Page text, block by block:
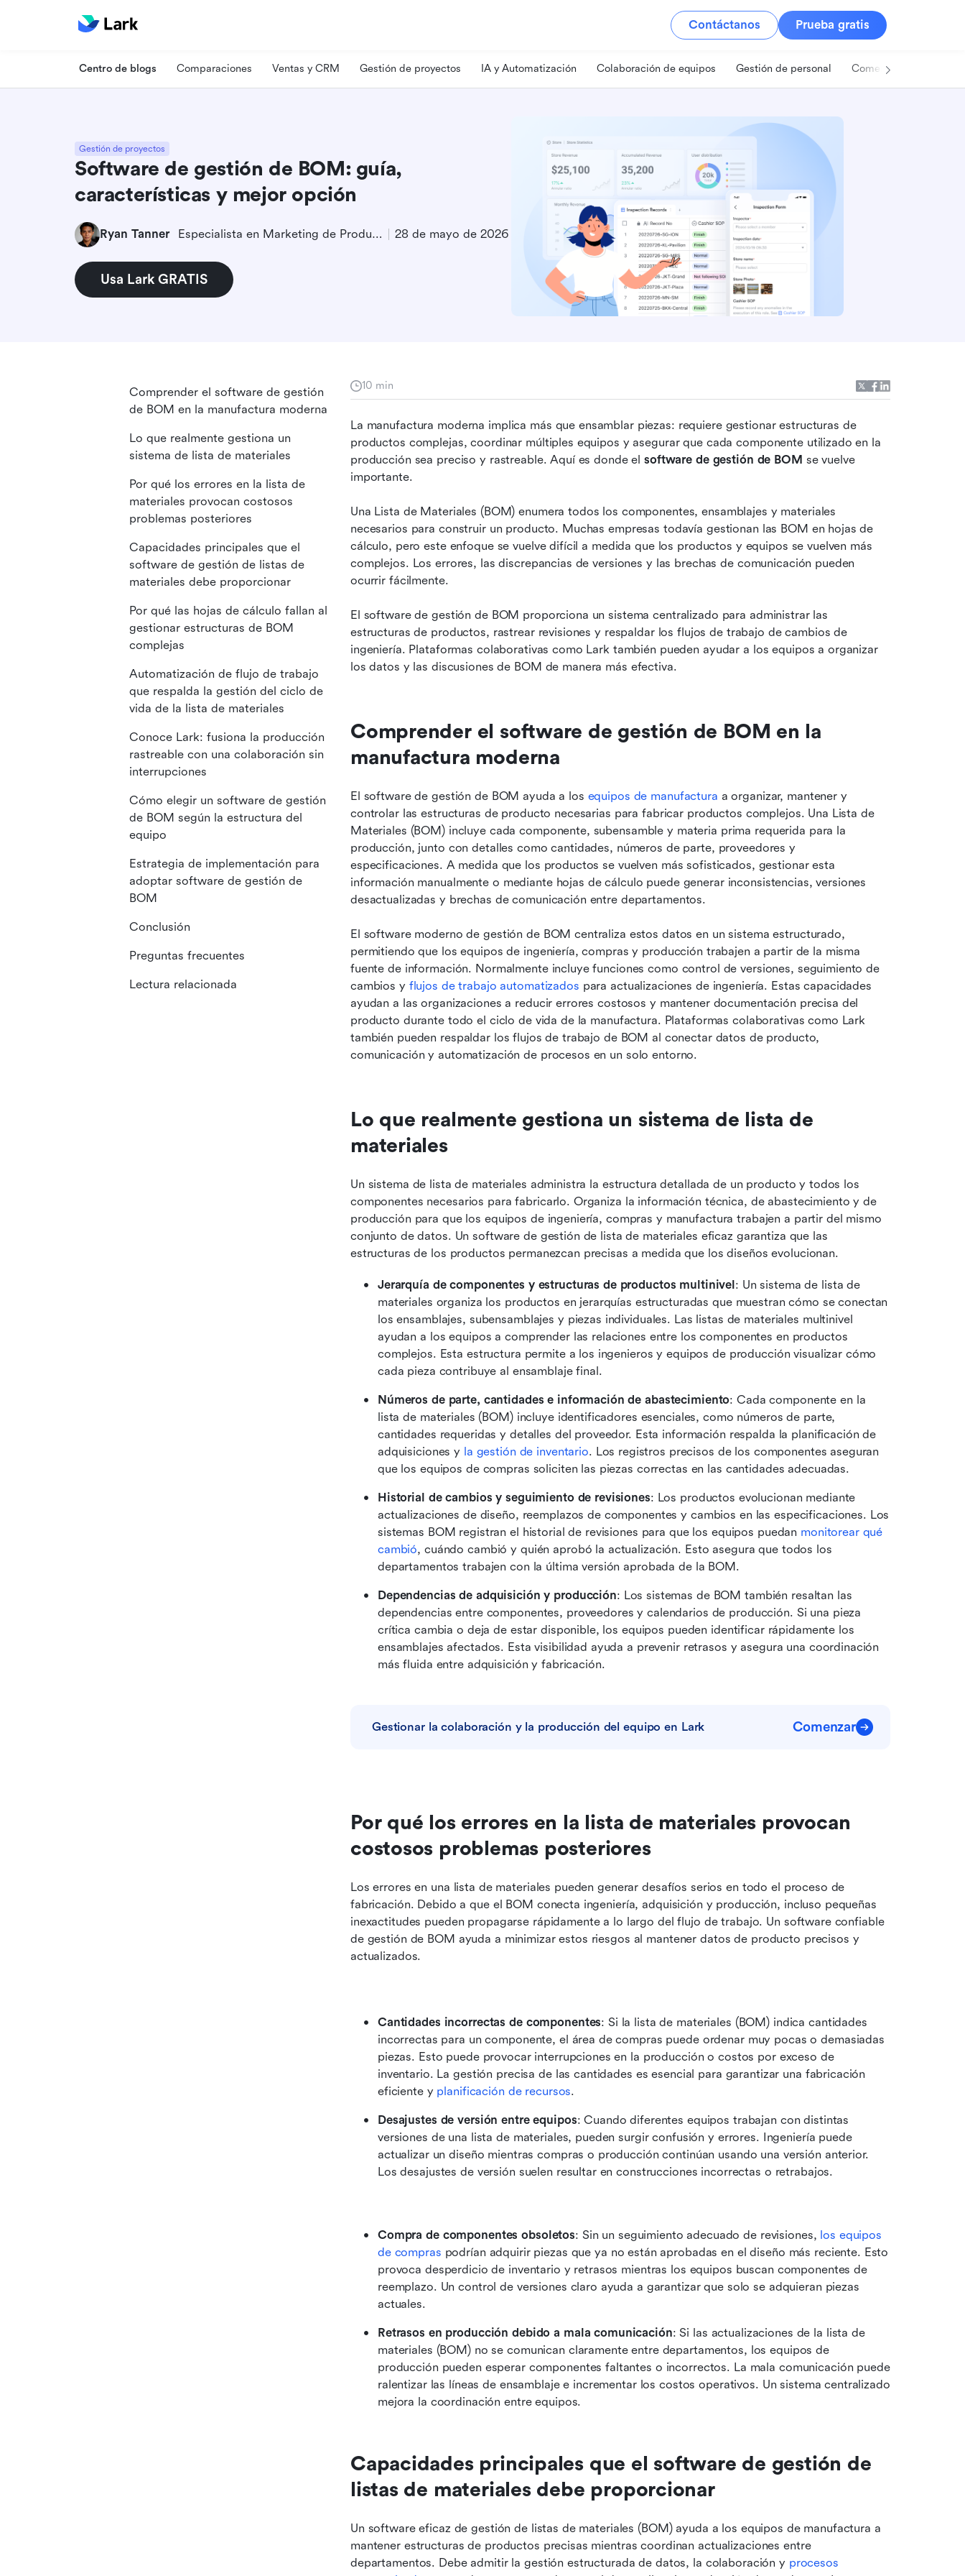
Contáctanos Prueba gratis
Centro de blogs Comparaciones Ventas y CRM Gestión de proyectos IA y Automatización Colaboración de equipos Gestión de personal Comercio minorista
Gestión de proyectos
Software de gestión de BOM: guía,
características y mejor opción
Ryan Tanner Especialista en Marketing de Producto 28 de mayo de 2026
Usa Lark GRATIS
10 min
La manufactura moderna implica más que ensamblar piezas: requiere gestionar estructuras de
productos complejas, coordinar múltiples equipos y asegurar que cada componente utilizado en la
producción sea preciso y rastreable. Aquí es donde el software de gestión de BOM se vuelve
importante.
Una Lista de Materiales (BOM) enumera todos los componentes, ensamblajes y materiales
necesarios para construir un producto. Muchas empresas todavía gestionan las BOM en hojas de
cálculo, pero este enfoque se vuelve difícil a medida que los productos y equipos se vuelven más
complejos. Los errores, las discrepancias de versiones y las brechas de comunicación pueden
ocurrir fácilmente.
El software de gestión de BOM proporciona un sistema centralizado para administrar las
estructuras de productos, rastrear revisiones y respaldar los flujos de trabajo de cambios de
ingeniería. Plataformas colaborativas como Lark también pueden ayudar a los equipos a organizar
los datos y las discusiones de BOM de manera más efectiva.
Comprender el software de gestión de BOM en la
manufactura moderna
El software de gestión de BOM ayuda a los equipos de manufactura a organizar, mantener y
controlar las estructuras de producto necesarias para fabricar productos complejos. Una Lista de
Materiales (BOM) incluye cada componente, subensamble y materia prima requerida para la
producción, junto con detalles como cantidades, números de parte, proveedores y
especificaciones. A medida que los productos se vuelven más sofisticados, gestionar esta
información manualmente o mediante hojas de cálculo puede generar inconsistencias, versiones
desactualizadas y brechas de comunicación entre departamentos.
El software moderno de gestión de BOM centraliza estos datos en un sistema estructurado,
permitiendo que los equipos de ingeniería, compras y producción trabajen a partir de la misma
fuente de información. Normalmente incluye funciones como control de versiones, seguimiento de
cambios y flujos de trabajo automatizados para actualizaciones de ingeniería. Estas capacidades
ayudan a las organizaciones a reducir errores costosos y mantener documentación precisa del
producto durante todo el ciclo de vida de la manufactura. Plataformas colaborativas como Lark
también pueden respaldar los flujos de trabajo de BOM al conectar datos de producto,
comunicación y automatización de procesos en un solo entorno.
Lo que realmente gestiona un sistema de lista de
materiales
Un sistema de lista de materiales administra la estructura detallada de un producto y todos los
componentes necesarios para fabricarlo. Organiza la información técnica, de abastecimiento y de
producción para que los equipos de ingeniería, compras y manufactura trabajen a partir del mismo
conjunto de datos. Un software de gestión de lista de materiales eficaz garantiza que las
estructuras de los productos permanezcan precisas a medida que los diseños evolucionan.
Jerarquía de componentes y estructuras de productos multinivel: Un sistema de lista de
materiales organiza los productos en jerarquías estructuradas que muestran cómo se conectan
los ensamblajes, subensamblajes y piezas individuales. Las listas de materiales multinivel
ayudan a los equipos a comprender las relaciones entre los componentes en productos
complejos. Esta estructura permite a los ingenieros y equipos de producción visualizar cómo
cada pieza contribuye al ensamblaje final.
Números de parte, cantidades e información de abastecimiento: Cada componente en la
lista de materiales (BOM) incluye identificadores esenciales, como números de parte,
cantidades requeridas y detalles del proveedor. Esta información respalda la planificación de
adquisiciones y la gestión de inventario. Los registros precisos de los componentes aseguran
que los equipos de compras soliciten las piezas correctas en las cantidades adecuadas.
Historial de cambios y seguimiento de revisiones: Los productos evolucionan mediante
actualizaciones de diseño, reemplazos de componentes y cambios en las especificaciones. Los
sistemas BOM registran el historial de revisiones para que los equipos puedan monitorear qué
cambió, cuándo cambió y quién aprobó la actualización. Esto asegura que todos los
departamentos trabajen con la última versión aprobada de la BOM.
Dependencias de adquisición y producción: Los sistemas de BOM también resaltan las
dependencias entre componentes, proveedores y calendarios de producción. Si una pieza
crítica cambia o deja de estar disponible, los equipos pueden identificar rápidamente los
ensamblajes afectados. Esta visibilidad ayuda a prevenir retrasos y asegura una coordinación
más fluida entre adquisición y fabricación.
Gestionar la colaboración y la producción del equipo en Lark Comenzar
Por qué los errores en la lista de materiales provocan
costosos problemas posteriores
Los errores en una lista de materiales pueden generar desafíos serios en todo el proceso de
fabricación. Debido a que el BOM conecta ingeniería, adquisición y producción, incluso pequeñas
inexactitudes pueden propagarse rápidamente a lo largo del flujo de trabajo. Un software confiable
de gestión de BOM ayuda a minimizar estos riesgos al mantener datos de producto precisos y
actualizados.
Cantidades incorrectas de componentes: Si la lista de materiales (BOM) indica cantidades
incorrectas para un componente, el área de compras puede ordenar muy pocas o demasiadas
piezas. Esto puede provocar interrupciones en la producción o costos por exceso de
inventario. La gestión precisa de las cantidades es esencial para garantizar una fabricación
eficiente y planificación de recursos.
Desajustes de versión entre equipos: Cuando diferentes equipos trabajan con distintas
versiones de una lista de materiales, pueden surgir confusión y errores. Ingeniería puede
actualizar un diseño mientras compras o producción continúan usando una versión anterior.
Los desajustes de versión suelen resultar en construcciones incorrectas o retrabajos.
Compra de componentes obsoletos: Sin un seguimiento adecuado de revisiones, los equipos
de compras podrían adquirir piezas que ya no están aprobadas en el diseño más reciente. Esto
provoca desperdicio de inventario y retrasos mientras los equipos buscan componentes de
reemplazo. Un control de versiones claro ayuda a garantizar que solo se adquieran piezas
actuales.
Retrasos en producción debido a mala comunicación: Si las actualizaciones de la lista de
materiales (BOM) no se comunican claramente entre departamentos, los equipos de
producción pueden esperar componentes faltantes o incorrectos. La mala comunicación puede
ralentizar las líneas de ensamblaje e incrementar los costos operativos. Un sistema centralizado
mejora la coordinación entre equipos.
Capacidades principales que el software de gestión de
listas de materiales debe proporcionar
Un software eficaz de gestión de listas de materiales (BOM) ayuda a los equipos de manufactura a
mantener estructuras de productos precisas mientras coordinan actualizaciones entre
departamentos. Debe admitir la gestión estructurada de datos, la colaboración y procesos
Comprender el software de gestión
de BOM en la manufactura moderna
Lo que realmente gestiona un
sistema de lista de materiales
Por qué los errores en la lista de
materiales provocan costosos
problemas posteriores
Capacidades principales que el
software de gestión de listas de
materiales debe proporcionar
Por qué las hojas de cálculo fallan al
gestionar estructuras de BOM
complejas
Automatización de flujo de trabajo
que respalda la gestión del ciclo de
vida de la lista de materiales
Conoce Lark: fusiona la producción
rastreable con una colaboración sin
interrupciones
Cómo elegir un software de gestión
de BOM según la estructura del
equipo
Estrategia de implementación para
adoptar software de gestión de
BOM
Conclusión
Preguntas frecuentes
Lectura relacionada